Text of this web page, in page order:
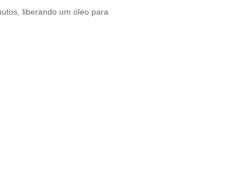
liberando um óleo para